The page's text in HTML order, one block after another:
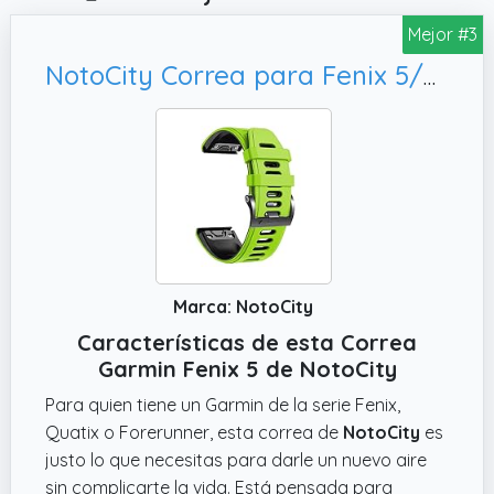
Mejor #3
NotoCity Correa para Fenix 5/6/7/5 Plus/6 Pro/7 Pro, Quatix 5/6/7
Marca: NotoCity
Características de esta Correa
Garmin Fenix 5 de NotoCity
Para quien tiene un Garmin de la serie Fenix,
Quatix o Forerunner, esta correa de NotoCity es
justo lo que necesitas para darle un nuevo aire
sin complicarte la vida. Está pensada para